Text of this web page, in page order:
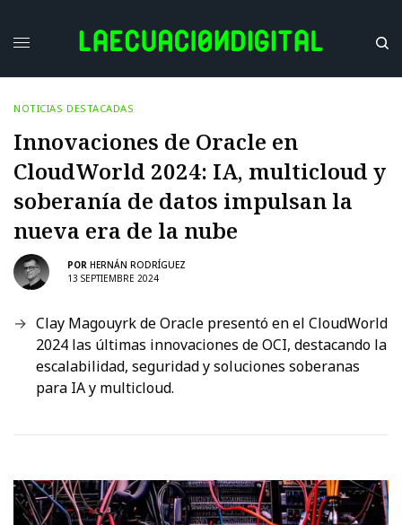
NOTICIAS DESTACADAS
Innovaciones de Oracle en
CloudWorld 2024: IA, multicloud y
soberanía de datos impulsan la
nueva era de la nube
POR HERNÁN RODRÍGUEZ
13 SEPTIEMBRE 2024
Clay Magouyrk de Oracle presentó en el CloudWorld
2024 las últimas innovaciones de OCI, destacando la
escalabilidad, seguridad y soluciones soberanas
para IA y multicloud.